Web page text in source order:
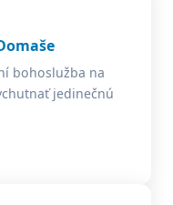
bohoslužba na
jedinečnú